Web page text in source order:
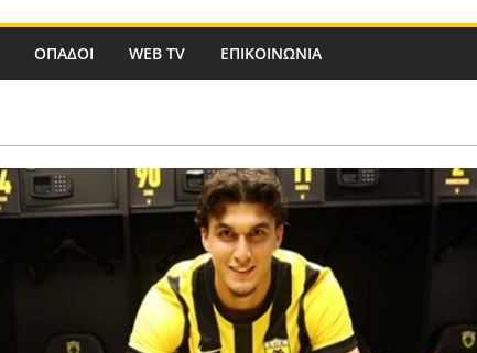
ΟΠΑΔΟΙ WEB TV ΕΠΙΚΟΙΝΩΝΙΑ